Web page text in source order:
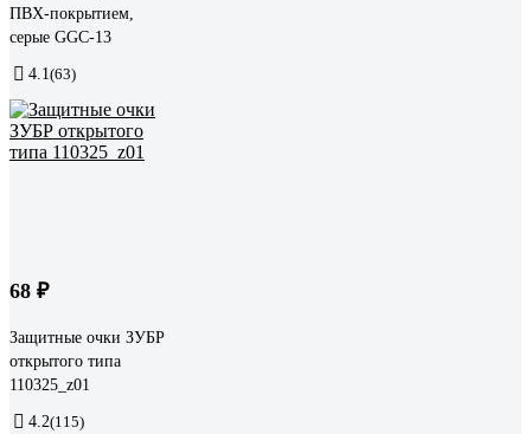
ПВХ-покрытием,
серые GGC-13
4.1 (63)
68 ₽
Защитные очки ЗУБР
открытого типа
110325_z01
4.2(115)